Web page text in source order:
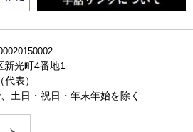
光町4番地1
表）
土日・祝日・年末年始を除く